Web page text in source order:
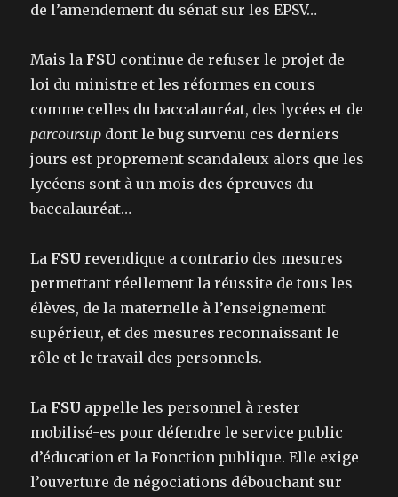
de l’amendement du sénat sur les EPSV…
Mais la FSU continue de refuser le projet de
loi du ministre et les réformes en cours
comme celles du baccalauréat, des lycées et de
parcoursup dont le bug survenu ces derniers
jours est proprement scandaleux alors que les
lycéens sont à un mois des épreuves du
baccalauréat…
La FSU revendique a contrario des mesures
permettant réellement la réussite de tous les
élèves, de la maternelle à l’enseignement
supérieur, et des mesures reconnaissant le
rôle et le travail des personnels.
La FSU appelle les personnel à rester
mobilisé-es pour défendre le service public
d’éducation et la Fonction publique. Elle exige
l’ouverture de négociations débouchant sur